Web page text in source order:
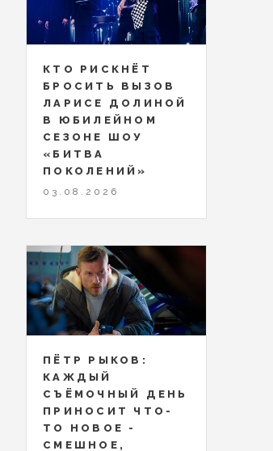
КТО РИСКНЁТ
БРОСИТЬ ВЫЗОВ
ЛАРИСЕ ДОЛИНОЙ
В ЮБИЛЕЙНОМ
СЕЗОНЕ ШОУ
«БИТВА
ПОКОЛЕНИЙ»
03.08.2026
ПЁТР РЫКОВ:
КАЖДЫЙ
СЪЁМОЧНЫЙ ДЕНЬ
ПРИНОСИТ ЧТО-
ТО НОВОЕ -
СМЕШНОЕ,